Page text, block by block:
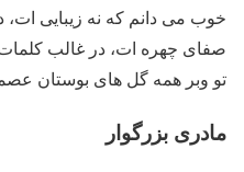
خوب می دانم که نه زیبایی
صفای چهره ات، در غالب
تو وبر همه گل های بوستان
مادری بزرگوار